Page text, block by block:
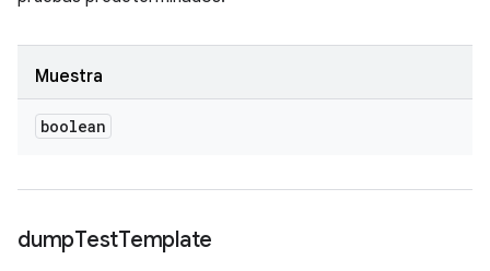
Muestra
boolean
dumpTestTemplate